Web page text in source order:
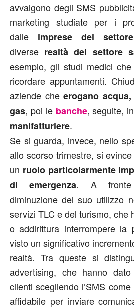
avvalgono degli SMS
marketing studiate per i
dalle imprese del
diverse realtà del settore
esempio, gli studi medici
ricordare appuntamenti.
aziende che erogano
gas, poi le banche, seguite,
manifatturiere.
Se si guarda, invece, nello
allo scorso trimestre, si
un ruolo particolarmente
di emergenza. A fronte
diminuzione del suo utilizzo
servizi TLC e del turismo, che
o addirittura interrompere la
visto un significativo
realtà. Tra queste si
advertising, che hanno
clienti scegliendo l’SMS
affidabile per inviare